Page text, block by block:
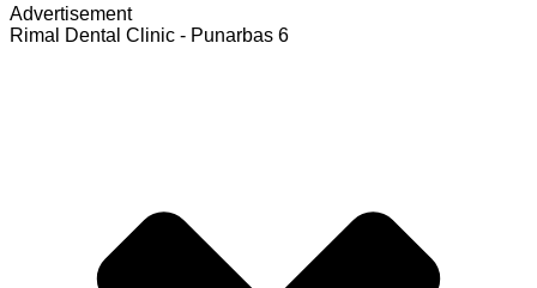
Advertisement
Rimal Dental Clinic - Punarbas 6